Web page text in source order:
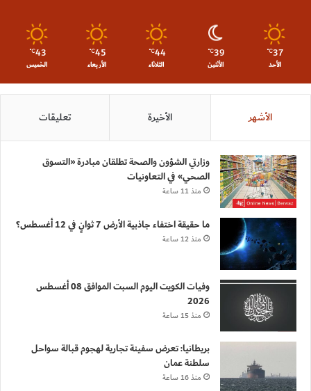
37
℃
الأحد
39
℃
الأثنين
44
℃
الثلاثاء
45
℃
الأربعاء
43
℃
الخميس
الأشهر الأخيرة تعليقات
وزارتي الشؤون والصحة تطلقان مبادرة «التسوق
الصحي» في التعاونيات
منذ 11 ساعة
ما حقيقة اختفاء جاذبية الأرض 7 ثوانٍ في 12 أغسطس؟
منذ 12 ساعة
وفيات الكويت اليوم السبت الموافق 08 أغسطس
2026
منذ 15 ساعة
بريطانيا: تعرض سفينة تجارية لهجوم قبالة سواحل
سلطنة عمان
منذ 16 ساعة